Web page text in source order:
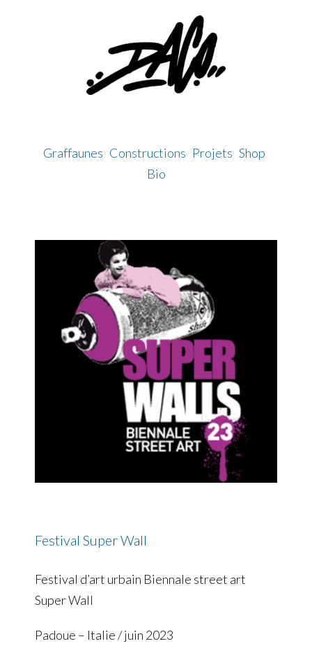
Graffaunes Constructions Projets Shop
Bio
Festival Super Wall
Festival d’art urbain Biennale street art
Super Wall
Padoue – Italie / juin 2023